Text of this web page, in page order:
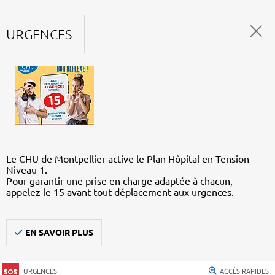
URGENCES
Le CHU de Montpellier active le Plan Hôpital en Tension –
Niveau 1.
Pour garantir une prise en charge adaptée à chacun,
appelez le 15 avant tout déplacement aux urgences.
EN SAVOIR PLUS
URGENCES ACCÈS RAPIDES